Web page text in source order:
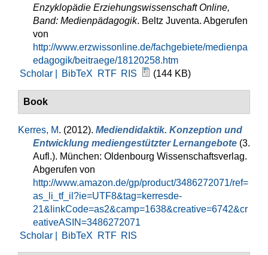
Enzyklopädie Erziehungswissenschaft Online,
Band: Medienpädagogik. Beltz Juventa. Abgerufen
von
http://www.erzwissonline.de/fachgebiete/medienpa
edagogik/beitraege/18120258.htm
Scholar |
BibTeX RTF RIS (144 KB)
Book
Kerres, M. (2012). Mediendidaktik. Konzeption und
Entwicklung mediengestützter Lernangebote (3.
Aufl.). München: Oldenbourg Wissenschaftsverlag.
Abgerufen von
http://www.amazon.de/gp/product/3486272071/ref=
as_li_tf_il?ie=UTF8&tag=kerresde-
21&linkCode=as2&camp=1638&creative=6742&cr
eativeASIN=3486272071
Scholar |
BibTeX RTF RIS